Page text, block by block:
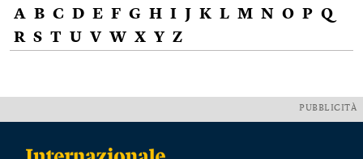
A B C D E F G H I J K L M N O P Q
R S T U V W X Y Z
PUBBLICITÀ